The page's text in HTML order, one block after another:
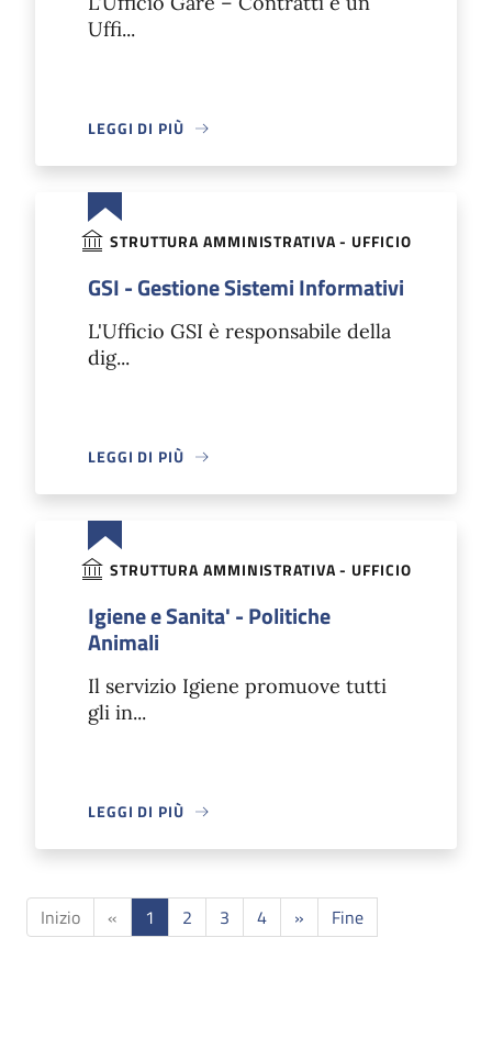
Uffi...
LEGGI DI PIÙ
STRUTTURA AMMINISTRATIVA - UFFICIO
GSI - Gestione Sistemi Informativi
L'Ufficio GSI è responsabile della
dig...
LEGGI DI PIÙ
STRUTTURA AMMINISTRATIVA - UFFICIO
Igiene e Sanita' - Politiche
Animali
Il servizio Igiene promuove tutti
gli in...
LEGGI DI PIÙ
Inizio « 1 2 3 4 » Fine